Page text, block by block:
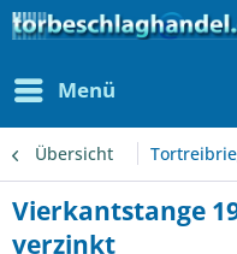
Menü
Übersicht
Vierkantstange
verzinkt